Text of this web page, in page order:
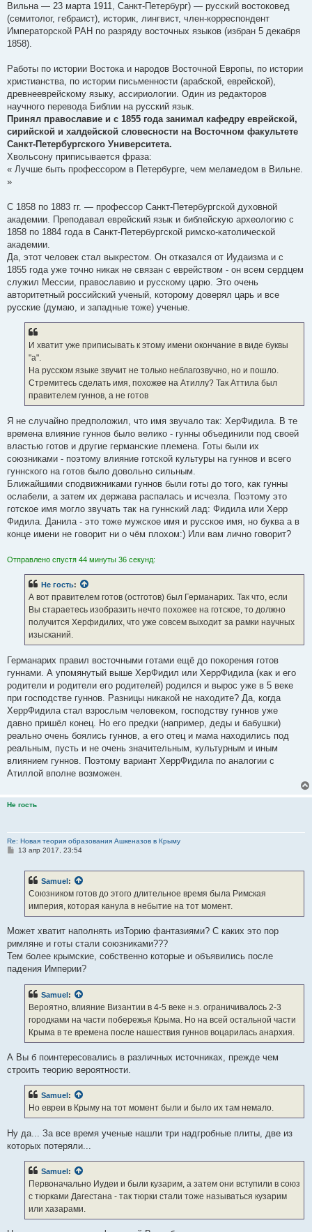
Вильна — 23 марта 1911, Санкт-Петербург) — русский востоковед
(семитолог, гебраист), историк, лингвист, член-корреспондент
Императорской РАН по разряду восточных языков (избран 5 декабря
1858).
Работы по истории Востока и народов Восточной Европы, по истории
христианства, по истории письменности (арабской, еврейской),
древнееврейскому языку, ассириологии. Один из редакторов
научного перевода Библии на русский язык.
Принял православие и с 1855 года занимал кафедру еврейской,
сирийской и халдейской словесности на Восточном факультете
Санкт-Петербургского Университета.
Хвольсону приписывается фраза:
« Лучше быть профессором в Петербурге, чем меламедом в Вильне.
»
С 1858 по 1883 гг. — профессор Санкт-Петербургской духовной
академии. Преподавал еврейский язык и библейскую археологию с
1858 по 1884 года в Санкт-Петербургской римско-католической
академии.
Да, этот человек стал выкрестом. Он отказался от Иудаизма и с
1855 года уже точно никак не связан с еврейством - он всем сердцем
служил Мессии, православию и русскому царю. Это очень
авторитетный российский ученый, которому доверял царь и все
русские (думаю, и западные тоже) ученые.
И хватит уже приписывать к этому имени окончание в виде буквы
"а".
На русском языке звучит не только неблагозвучно, но и пошло.
Стремитесь сделать имя, похожее на Атиллу? Так Аттила был
правителем гуннов, а не готов
Я не случайно предположил, что имя звучало так: ХерФидила. В те
времена влияние гуннов было велико - гунны объединили под своей
властью готов и другие германские племена. Готы были их
союзниками - поэтому влияние готской культуры на гуннов и всего
гуннского на готов было довольно сильным.
Ближайшими сподвижниками гуннов были готы до того, как гунны
ослабели, а затем их держава распалась и исчезла. Поэтому это
готское имя могло звучать так на гуннский лад: Фидила или Херр
Фидила. Данила - это тоже мужское имя и русское имя, но буква а в
конце имени не говорит ни о чём плохом:) Или вам лично говорит?
Отправлено спустя 44 минуты 36 секунд:
Не гость:
А вот правителем готов (остготов) был Германарих. Так что, если
Вы стараетесь изобразить нечто похожее на готское, то должно
получится Херфидилих, что уже совсем выходит за рамки научных
изысканий.
Германарих правил восточными готами ещё до покорения готов
гуннами. А упомянутый выше ХерФидил или ХеррФидила (как и его
родители и родители его родителей) родился и вырос уже в 5 веке
при господстве гуннов. Разницы никакой не находите? Да, когда
ХеррФидила стал взрослым человеком, господству гуннов уже
давно пришёл конец. Но его предки (например, деды и бабушки)
реально очень боялись гуннов, а его отец и мама находились под
реальным, пусть и не очень значительным, культурным и иным
влиянием гуннов. Поэтому вариант ХеррФидила по аналогии с
Атиллой вполне возможен.
Не гость
Re: Новая теория образования Ашкеназов в Крыму
С13 апр 2017, 23:54
Samuel:
Союзником готов до этого длительное время была Римская
империя, которая канула в небытие на тот момент.
Может хватит наполнять изТорию фантазиями? С каких это пор
римляне и готы стали союзниками???
Тем более крымские, собственно которые и объявились после
падения Империи?
Samuel:
Вероятно, влияние Византии в 4-5 веке н.э. ограничивалось 2-3
городками на части побережья Крыма. Но на всей остальной части
Крыма в те времена после нашествия гуннов воцарилась анархия.
А Вы б поинтересовались в различных источниках, прежде чем
строить теорию вероятности.
Samuel :
Но евреи в Крыму на тот момент были и было их там немало.
Ну да... За все время ученые нашли три надгробные плиты, две из
которых потеряли...
Samuel:
Первоначально Иудеи и были кузарим, а затем они вступили в союз
с тюрками Дагестана - так тюрки стали тоже называться кузарим
или хазарами.